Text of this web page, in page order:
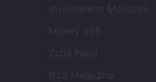
Investimenti Magazine
Money 365
Zona Nerd
B2B Magazine